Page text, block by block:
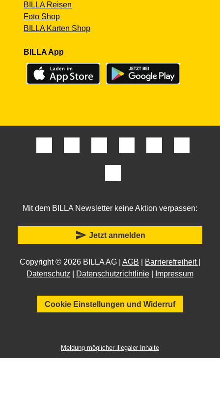
BILLA Reisen
Foto Shop
BILLA Karten Shop
BILLA App
Mit dem BILLA Newsletter keine Aktion verpassen:
send Jetzt anmelden
Copyright © 2026 BILLA AG | AGB Barrierefreiheit
Datenschutz
Datenschutzrichtlinie Impressum
Cookie Einstellungen und Widerruf
Meldung möglicher illegaler Inhalte